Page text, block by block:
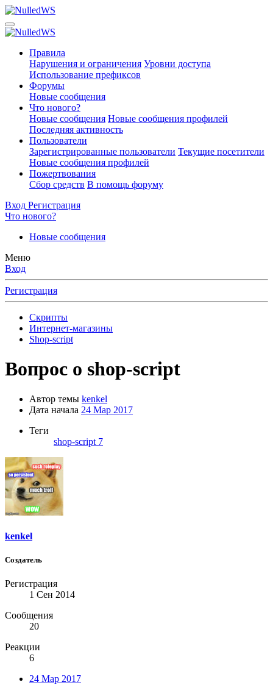
Правила
Нарушения и ограничения Уровни доступа
Использование префиксов
Форумы
Новые сообщения
Что нового?
Новые сообщения Новые сообщения профилей
Последняя активность
Пользователи
Зарегистрированные пользователи Текущие посетители
Новые сообщения профилей
Пожертвования
Сбор средств В помощь форуму
Вход Регистрация
Что нового?
Новые сообщения
Меню
Вход
Регистрация
Скрипты
Интернет-магазины
Shop-script
Вопрос о shop-script
Автор темы kenkel
Дата начала 24 Мар 2017
Теги
shop-script 7
kenkel
Создатель
Регистрация
1 Сен 2014
Сообщения
20
Реакции
6
24 Мар 2017